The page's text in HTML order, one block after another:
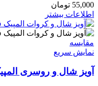
55,000 تومان
اطلاعات بیشتر
مقايسه
نمایش سریع
آویز شال و روسری